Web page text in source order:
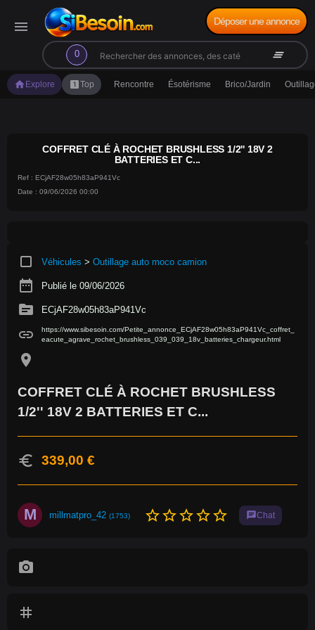
menu
0
search clear_all
Déposer une annonce
home Explore looks_oneTop Rencontre Ésotérisme Brico/Jardin
COFFRET CLÉ À ROCHET BRUSHLESS 1/2'' 18V 2
BATTERIES ET C...
Ref : ECjAF28w05h83aP941Vc
Date : 09/06/2026 00:00
crop_square Véhicules > Outillage auto moco camion
date_range Publié le 09/06/2026
source ECjAF28w05h83aP941Vc
link
https://www.sibesoin.com/Petite_annonce_ECjAF28w05h83aP941Vc_coffret_
eacute_agrave_rochet_brushless_039_039_18v_batteries_chargeur.html
location_on
COFFRET CLÉ À ROCHET BRUSHLESS
1/2'' 18V 2 BATTERIES ET C...
euro 339,00 €
M millmatpro_42 (1753) star_borderstar_borderstar_borderstar_borderstar_border chatChat
photo_camera
tag